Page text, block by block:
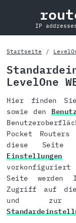
IP
Startseite
LevelOne
Hier finden
sowie den
Pocket
diese Seite
Einstellungen
Seite werden
Zugriff auf
und zur